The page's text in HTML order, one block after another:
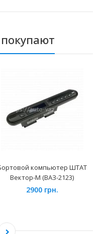
компьютер ШТАТ
Вектор-М (ВАЗ-2123)
2900 грн.